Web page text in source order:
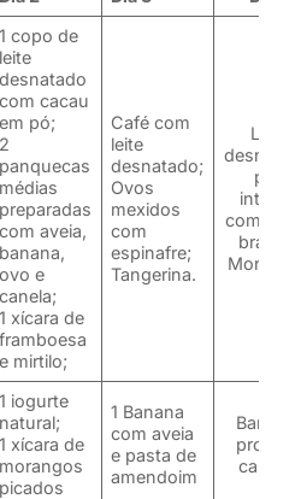
1 copo de
leite
desnatado
com cacau
em pó;
2
panquecas
médias
preparadas
com aveia,
banana,
ovo e
canela;
1 xícara de
framboesa
e mirtilo;
Café com
leite
desnatado;
Ovos
mexidos
com
espinafre;
Tangerina.
Leite
pão
integral
com
branco;
1 iogurte
natural;
1 xícara de
morangos
picados
1 Banana
com aveia
e pasta de
amendoim
Barra
caseira.